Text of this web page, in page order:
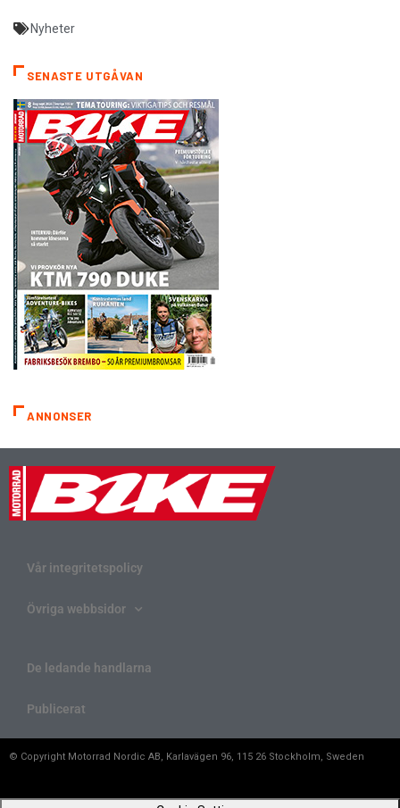
Nyheter
SENASTE UTGÅVAN
ANNONSER
Vår integritetspolicy
Övriga webbsidor
De ledande handlarna
Publicerat
© Copyright Motorrad Nordic AB, Karlavägen 96, 115 26 Stockholm, Sweden